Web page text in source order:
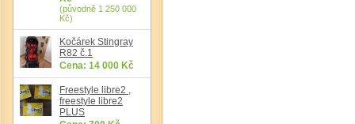
(původně 1 250 000
Kč)
Kočárek Stingray
R82 č.1
Cena: 14 000 Kč
Freestyle libre2 ,
freestyle libre2
PLUS